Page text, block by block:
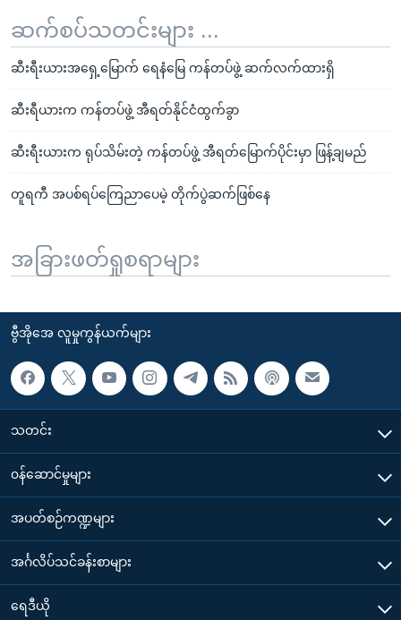
ဆက်စပ်သတင်းများ ...
ဆီးရီးယားအရှေ့မြောက် ရေနံမြေ ကန်တပ်ဖွဲ့ ဆက်လက်ထားရှိ
ဆီးရီယားက ကန်တပ်ဖွဲ့ အီရတ်နိုင်ငံထွက်ခွာ
ဆီးရီးယားက ရုပ်သိမ်းတဲ့ ကန်တပ်ဖွဲ့ အီရတ်မြောက်ပိုင်းမှာ ဖြန့်ချမည်
တူရကီ အပစ်ရပ်ကြေညာပေမဲ့ တိုက်ပွဲဆက်ဖြစ်နေ
အခြားဖတ်ရှုစရာများ
ဗွီအိုအေ လူမှုကွန်ယက်များ
သတင်း
၀န်ဆောင်မှုများ
အပတ်စဉ်ကဏ္ဍများ
အင်္ဂလိပ်သင်ခန်းစာများ
ရေဒီယို